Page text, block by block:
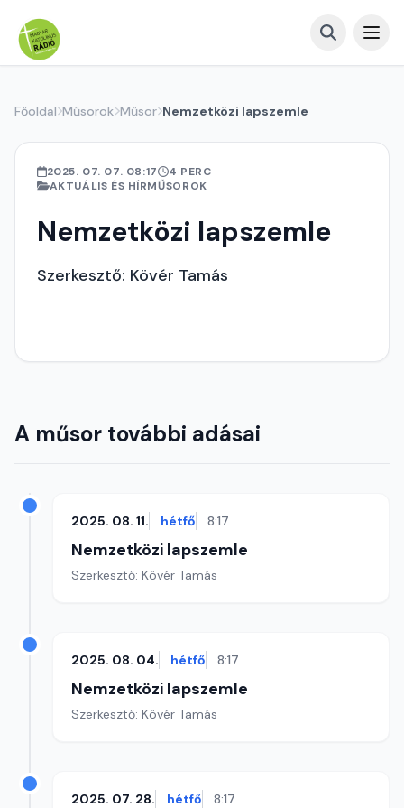
Főoldal Műsorok Műsor Nemzetközi lapszemle
2025. 07. 07. 08:17
4 PERC
AKTUÁLIS ÉS HÍRMŰSOROK
Nemzetközi lapszemle
Szerkesztő: Kövér Tamás
A műsor további adásai
2025. 08. 11. hétfő 8:17
Nemzetközi lapszemle
Szerkesztő: Kövér Tamás
2025. 08. 04. hétfő 8:17
Nemzetközi lapszemle
Szerkesztő: Kövér Tamás
2025. 07. 28. hétfő 8:17